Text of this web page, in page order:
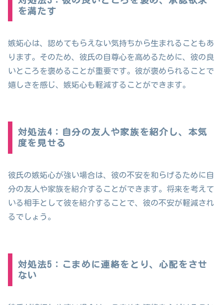
を満たす
嫉妬心は、認めてもらえない気持ちから生まれることもあ
ります。そのため、彼氏の自尊心を高めるために、彼の良
いところを褒めることが重要です。彼が褒められることで
嬉しさを感じ、嫉妬心も軽減することができます。
対処法4：自分の友人や家族を紹介し、本気
度を見せる
彼氏の嫉妬心が強い場合は、彼の不安を和らげるために自
分の友人や家族を紹介することができます。将来を考えて
いる相手として彼を紹介することで、彼の不安が軽減され
るでしょう。
対処法5：こまめに連絡をとり、心配をさせ
ない